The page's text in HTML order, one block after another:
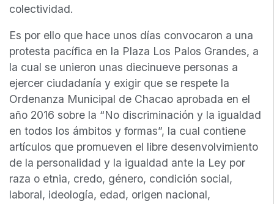
colectividad.
Es por ello que hace unos días convocaron a una
protesta pacífica en la Plaza Los Palos Grandes, a
la cual se unieron unas diecinueve personas a
ejercer ciudadanía y exigir que se respete la
Ordenanza Municipal de Chacao aprobada en el
año 2016 sobre la “No discriminación y la igualdad
en todos los ámbitos y formas”, la cual contiene
artículos que promueven el libre desenvolvimiento
de la personalidad y la igualdad ante la Ley por
raza o etnia, credo, género, condición social,
laboral, ideología, edad, origen nacional,